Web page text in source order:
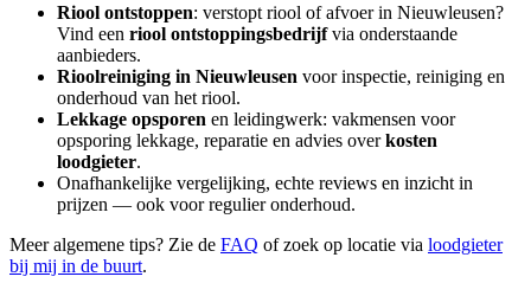
Riool ontstoppen: verstopt riool of afvoer in Nieuwleusen?
Vind een riool ontstoppingsbedrijfvia onderstaande
aanbieders.
Rioolreiniging in Nieuwleusen voor inspectie, reiniging en
onderhoud van het riool.
Lekkage opsporen en leidingwerk: vakmensen voor
opsporing lekkage, reparatie en advies overkosten
loodgieter.
Onafhankelijke vergelijking, echte reviews en inzicht in
prijzen — ook voor regulier onderhoud.
Meer algemene tips? Zie de FAQ of zoek op locatie via loodgieter
bij mij in de buurt.